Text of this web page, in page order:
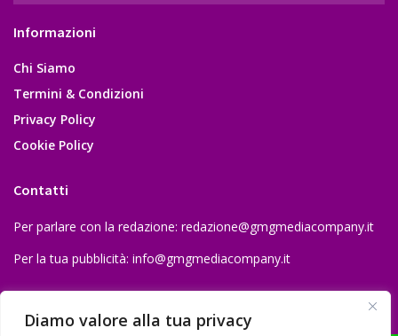
Diamo valore alla tua privacy
Informazioni
Chi Siamo
Termini & Condizioni
Privacy Policy
Cookie Policy
Contatti
Per parlare con la redazione: redazione@gmgmediacompany.it
Per la tua pubblicità: info@gmgmediacompany.it